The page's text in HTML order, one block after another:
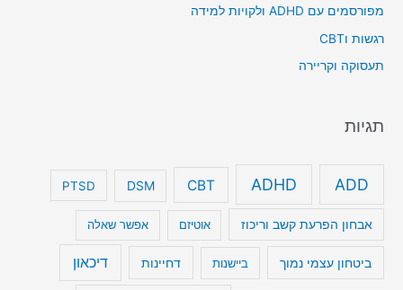
מפורסמים עם ADHD ולקויות למידה
רגשות וCBT
תעסוקה וקריירה
תגיות
ADD
ADHD
CBT
DSM
PTSD
אבחון הפרעת קשב וריכוז אוטיזם אפשר שאלה
ביטחון עצמי נמוך ביישנות דחיינות דיכאון